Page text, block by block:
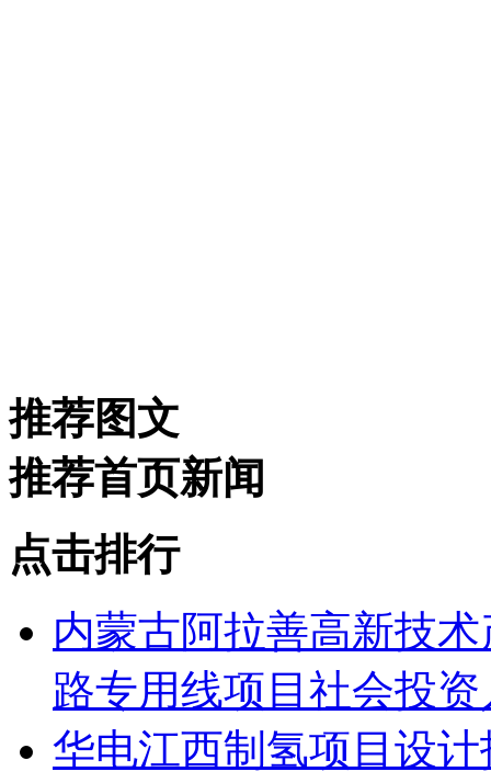
推荐图文
推荐首页新闻
点击排行
内蒙古阿拉善高新技
路专用线项目社会投资
华电江西制氢项目设计